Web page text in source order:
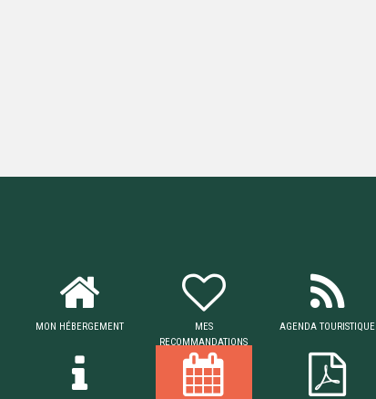
MON HÉBERGEMENT
MES
RECOMMANDATIONS
AGENDA TOURISTIQUE